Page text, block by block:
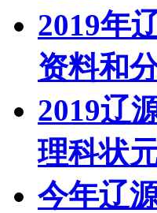
2019年
资料和
2019辽
理科状
今年辽